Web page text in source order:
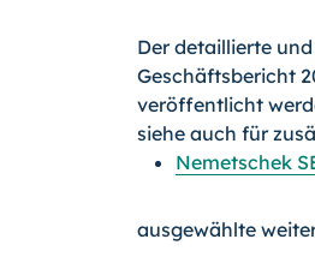
Der detaillierte
Geschäftsbericht
veröffentlicht
siehe auch für
Nemetschek
ausgewählte